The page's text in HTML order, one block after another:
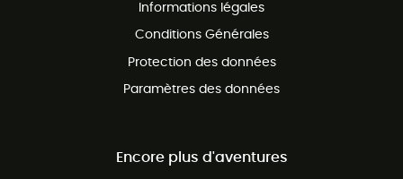
Informations légales
Conditions Générales
Protection des données
Paramètres des données
Encore plus d'aventures